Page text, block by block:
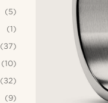
(5)
(1)
(37)
(10)
(32)
(9)